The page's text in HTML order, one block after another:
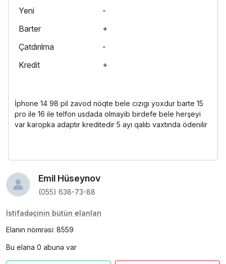
Yeni
-
Barter
+
Çatdırılma
-
Kredit
+
İphone 14 98 pil zavod nöqte bele cızıgı yoxdur barte 15
pro ile 16 ile telfon usdada olmayib birdefe bele herşeyi
var karopka adaptır kreditedir 5 ayı qalıb vaxtında ödenilir
Emil Hüseynov
(055) 638-73-88
İstifadəçinin bütün elanları
Elanın nömrəsi: 8559
Bu elana 0 abunə var